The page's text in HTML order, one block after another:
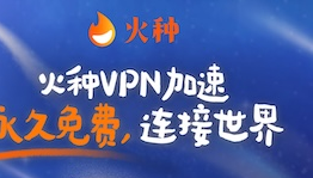
支持[0] 反对